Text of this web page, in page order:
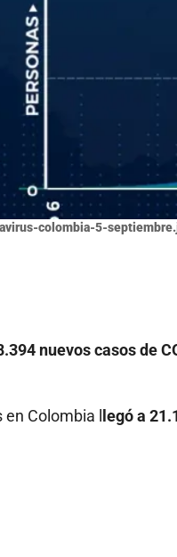
colombia-5-
nuevos casos de
Colombia l
legó a